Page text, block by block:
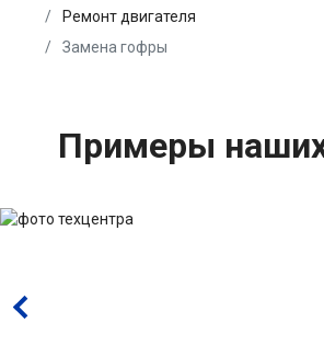
Ремонт двигателя
Замена гофры
Примеры